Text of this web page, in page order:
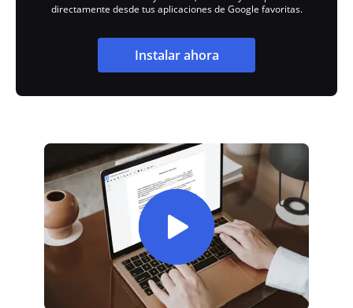
directamente desde tus aplicaciones de Google favoritas.
Instalar ahora